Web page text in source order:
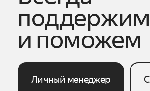
поддержим
и поможем
Личный менеджер